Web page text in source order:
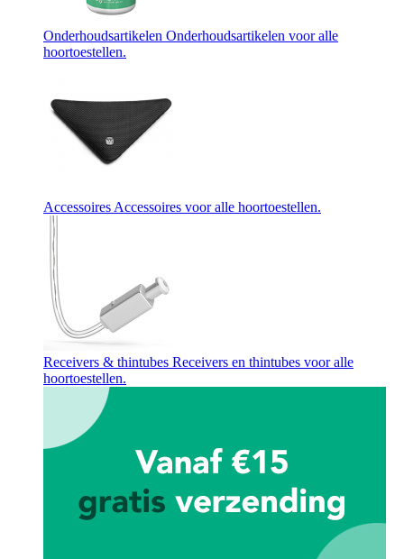
Onderhoudsartikelen Onderhoudsartikelen voor alle
hoortoestellen.
AccessoiresAccessoires voor alle hoortoestellen.
Receivers & thintubes Receivers en thintubes voor alle
hoortoestellen.